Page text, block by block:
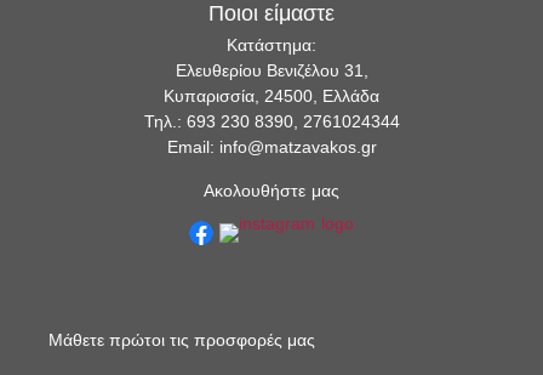
Ποιοι είμαστε
Κατάστημα:
Ελευθερίου Βενιζέλου 31,
Κυπαρισσία, 24500, Ελλάδα
Τηλ.: 693 230 8390, 2761024344
Email: info@matzavakos.gr
Ακολουθήστε μας
Μάθετε πρώτοι τις προσφορές μας